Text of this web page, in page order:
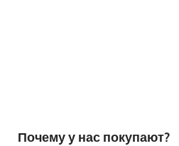
Почему у нас покупают?